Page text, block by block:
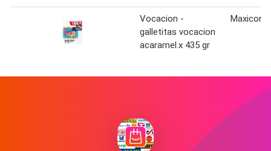
Vocacion -
galletitas vocacion
acaramel.x 435 gr